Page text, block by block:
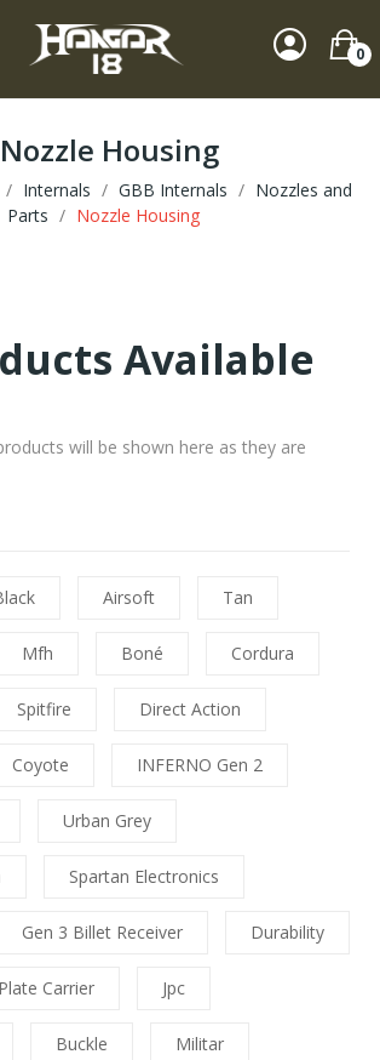
0
Nozzle Housing
Internals GBB Internals
Nozzles and
Parts
Nozzle Housing
Airsoft Tan
Mfh Boné Cordura
Spitfire Direct Action
Coyote INFERNO Gen 2
Urban Grey
Spartan Electronics
Gen 3 Billet Receiver Durability
Plate Carrier Jpc
Buckle Militar
Available
will be shown here as they are